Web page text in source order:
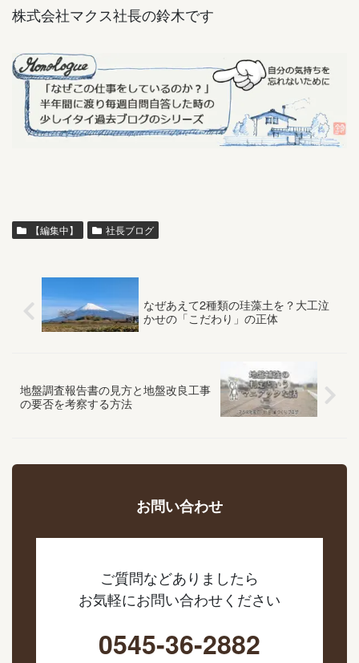
株式会社マクス社長の鈴木です
【編集中】 社長ブログ
なぜあえて2種類の珪藻土を？大工泣
かせの「こだわり」の正体
地盤調査報告書の見方と地盤改良工事
の要否を考察する方法
お問い合わせ
ご質問などありましたら
お気軽にお問い合わせください
0545-36-2882